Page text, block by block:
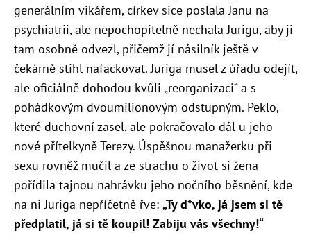
generálním vikářem, církev sice poslala Janu na
psychiatrii, ale nepochopitelně nechala Jurigu, aby ji
tam osobně odvezl, přičemž jí násilník ještě v
čekárně stihl nafackovat. Juriga musel z úřadu odejít,
ale oficiálně dohodou kvůli „reorganizaci“ a s
pohádkovým dvoumilionovým odstupným. Peklo,
které duchovní zasel, ale pokračovalo dál u jeho
nové přítelkyně Terezy. Úspěšnou manažerku při
sexu rovněž mučil a ze strachu o život si žena
pořídila tajnou nahrávku jeho nočního běsnění, kde
na ni Juriga nepříčetně řve: „Ty d*vko, já jsem si tě
předplatil, já si tě koupil! Zabiju vás všechny!“